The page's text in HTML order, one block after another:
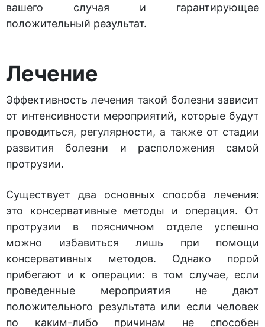
вашего случая и гарантирующее
положительный результат.
Лечение
Эффективность лечения такой болезни зависит
от интенсивности мероприятий, которые будут
проводиться, регулярности, а также от стадии
развития болезни и расположения самой
протрузии.
Существует два основных способа лечения:
это консервативные методы и операция. От
протрузии в поясничном отделе успешно
можно избавиться лишь при помощи
консервативных методов. Однако порой
прибегают и к операции: в том случае, если
проведенные мероприятия не дают
положительного результата или если человек
по каким-либо причинам не способен